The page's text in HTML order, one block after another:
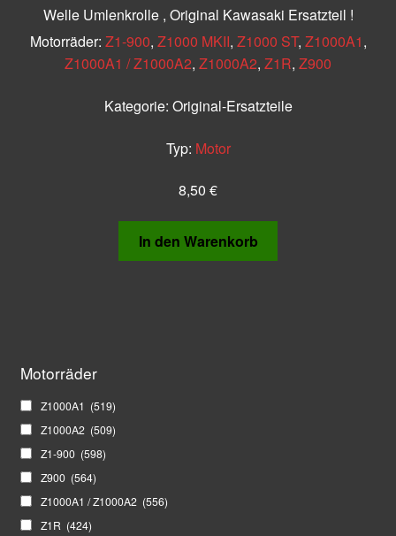
Welle Umlenkrolle , Original Kawasaki Ersatzteil !
Motorräder: Z1-900, Z1000 MKII, Z1000 ST, Z1000A1,
Z1000A1 / Z1000A2, Z1000A2, Z1R, Z900
Kategorie: Original-Ersatzteile
Typ: Motor
8,50 €
In den Warenkorb
Motorräder
Z1000A1 (519)
Z1000A2 (509)
Z1-900 (598)
Z900 (564)
Z1000A1 / Z1000A2 (556)
Z1R (424)